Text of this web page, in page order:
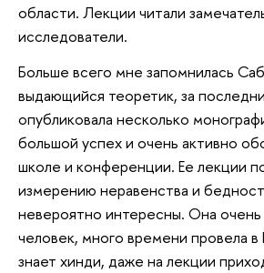
области. Лекции читали
исследователи.
Больше всего мне запомнилась
выдающийся теоретик, за
опубликовала несколько
большой успех и очень активно
школе и конференции. Ее лекции
измерению неравенства и
невероятно интересны. Она
человек, много времени провела
знает хинди, даже на лекции